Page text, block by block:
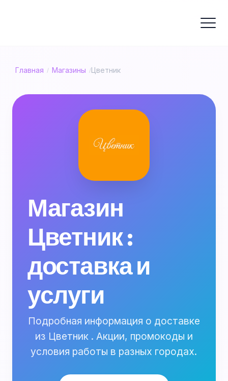
Главная / Магазины /Цветник
Магазин
Цветник :
доставка и
услуги
Подробная информация о доставке
из Цветник . Акции, промокоды и
условия работы в разных городах.